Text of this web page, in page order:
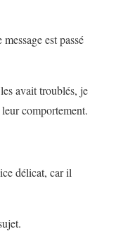
est passé
avait troublés, je
comportement.
délicat, car il